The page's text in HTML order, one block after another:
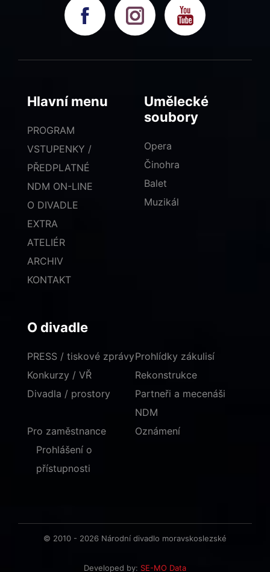
Hlavní menu
PROGRAM
VSTUPENKY /
PŘEDPLATNÉ
NDM ON-LINE
O DIVADLE
EXTRA
ATELIÉR
ARCHIV
KONTAKT
Umělecké
soubory
Opera
Činohra
Balet
Muzikál
O divadle
PRESS / tiskové zprávy
Konkurzy / VŘ
Divadla / prostory
Prohlídky zákulisí
Rekonstrukce
Partneři a mecenáši
NDM
Pro zaměstnance
Oznámení
Prohlášení o
přístupnosti
© 2010 - 2026 Národní divadlo moravskoslezské
Developed by: SE-MO Data